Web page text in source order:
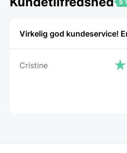
Virkelig god kundeservice!
Cristine